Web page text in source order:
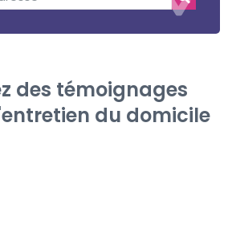
des témoignages
du domicile